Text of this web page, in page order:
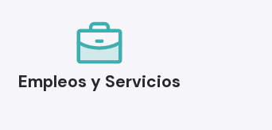
Empleos y Servicios